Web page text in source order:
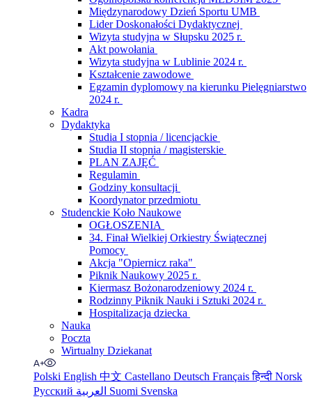
Międzynarodowy Dzień Sportu UMB
Lider Doskonałości Dydaktycznej
Wizyta studyjna w Słupsku 2025 r.
Akt powołania
Wizyta studyjna w Lublinie 2024 r.
Kształcenie zawodowe
Egzamin dyplomowy na kierunku Pielęgniarstwo
2024 r.
Kadra
Dydaktyka
Studia I stopnia / licencjackie
Studia II stopnia / magisterskie
PLAN ZAJĘĆ
Regulamin
Godziny konsultacji
Koordynator przedmiotu
Studenckie Koło Naukowe
OGŁOSZENIA
34. Finał Wielkiej Orkiestry Świątecznej
Pomocy
Akcja "Opiernicz raka"
Piknik Naukowy 2025 r.
Kiermasz Bożonarodzeniowy 2024 r.
Rodzinny Piknik Nauki i Sztuki 2024 r.
Hospitalizacja dziecka
Nauka
Poczta
Wirtualny Dziekanat
Polski English 中文 Castellano Deutsch Françaisहिन्दी Norsk
Русский
Suomi Svenska